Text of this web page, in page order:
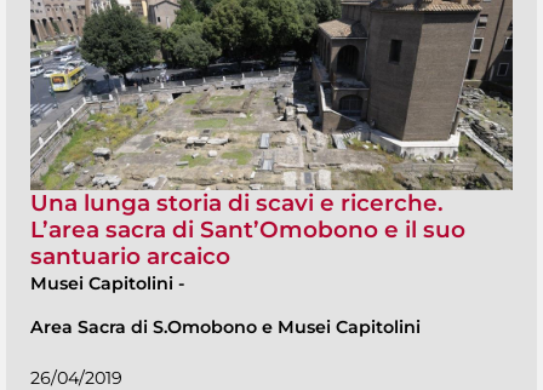
Una lunga storia di scavi e ricerche.
L’area sacra di Sant’Omobono e il suo
santuario arcaico
Musei Capitolini -
Area Sacra di S.Omobono e Musei Capitolini
26/04/2019